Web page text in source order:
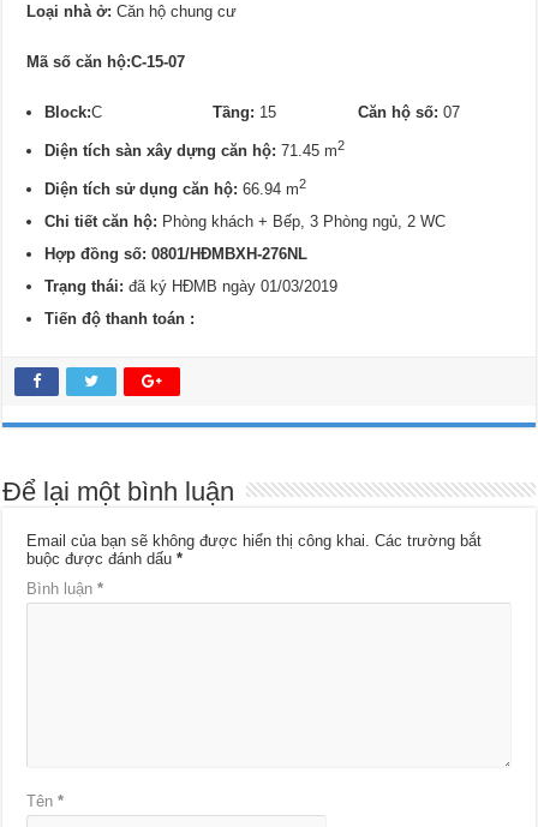
Loại nhà ở: Căn hộ chung cư
Mã số căn hộ:C-15-07
Block:CTầng: 15Căn hộ số: 07
Diện tích sàn xây dựng căn hộ:71.45 m2
Diện tích sử dụng căn hộ: 66.94 m2
Chi tiết căn hộ: Phòng khách + Bếp, 3 Phòng ngủ, 2 WC
Hợp đồng số: 0801/HĐMBXH-276NL
Trạng thái:đã ký HĐMB ngày 01/03/2019
Tiến độ thanh toán :
Để lại một bình luận
Email của bạn sẽ không được hiển thị công khai. Các trường bắt
buộc được đánh dấu*
Bình luận*
Tên*